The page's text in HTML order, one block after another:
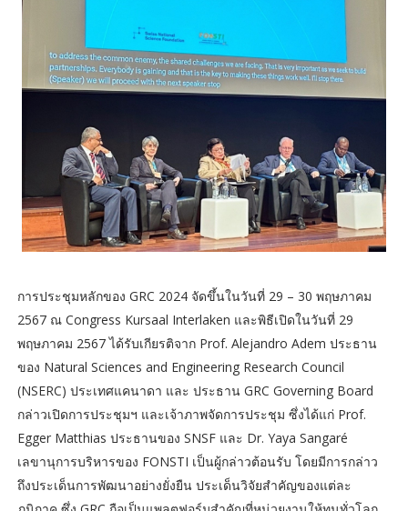
การประชุมหลักของ GRC 2024 จัดขึ้นในวันที่ 29 – 30 พฤษภาคม
2567 ณ Congress Kursaal Interlaken และพิธีเปิดในวันที่ 29
พฤษภาคม 2567 ได้รับเกียรติจาก Prof. Alejandro Adem ประธาน
ของ Natural Sciences and Engineering Research Council
(NSERC) ประเทศแคนาดา และ ประธาน GRC Governing Board
กล่าวเปิดการประชุมฯ และเจ้าภาพจัดการประชุม ซึ่งได้แก่ Prof.
Egger Matthias ประธานของ SNSF และ Dr. Yaya Sangaré
เลขานุการบริหารของ FONSTI เป็นผู้กล่าวต้อนรับ โดยมีการกล่าว
ถึงประเด็นการพัฒนาอย่างยั่งยืน ประเด็นวิจัยสำคัญของแต่ละ